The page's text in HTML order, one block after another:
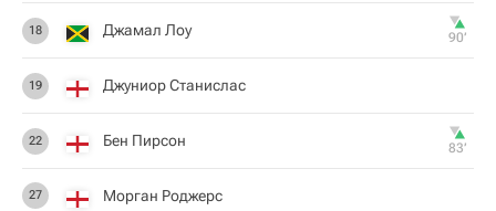
18 Джамал Лоу 90‎’‎
19 Джуниор Станислас
22 Бен Пирсон 83‎’‎
27 Морган Роджерс